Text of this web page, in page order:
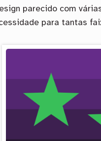
parecido com
para tantas